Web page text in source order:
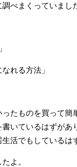
べまくっていまし
れる方法」
たものを買って簡
いているはずがあ
活でもしているは
よ。